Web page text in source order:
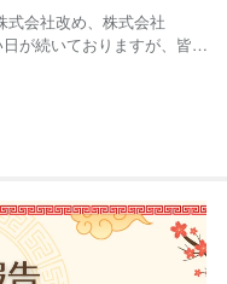
式会社改め、株式会社
が続いておりますが、皆さ
景 当社